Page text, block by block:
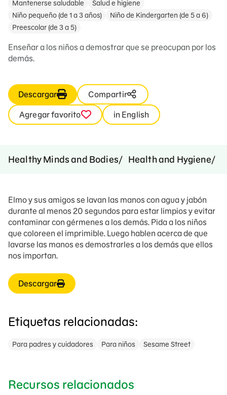
Mantenerse saludable
Salud e higiene
Niño pequeño (de 1 a 3 años)
Niño de Kindergarten (de 5 a 6)
Preescolar (de 3 a 5)
Enseñar a los niños a demostrar que se preocupan por los
demás.
Descargar
Compartir
Agregar favorito
in English
Healthy Minds and Bodies Health and Hygiene
Elmo y sus amigos se lavan las manos con agua y jabón
durante al menos 20 segundos para estar limpios y evitar
contaminar con gérmenes a los demás. Pida a los niños
que coloreen el imprimible. Luego hablen acerca de que
lavarse las manos es demostrarles a los demás que ellos
nos importan.
Descargar
Etiquetas relacionadas:
Para padres y cuidadores Para niños Sesame Street
Recursos relacionados